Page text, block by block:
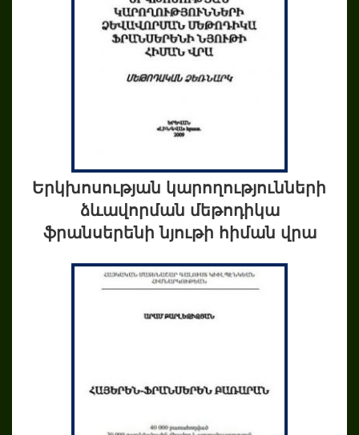
Երկխոսության կարողությունների
ձևավորման մեթոդիկա
ֆրանսերենի նյութի հիման վրա